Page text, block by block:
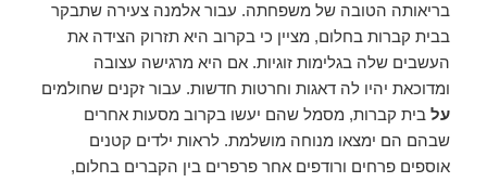
בריאותה הטובה של משפחתה. עבור אלמנה צעירה שתבקר
בבית קברות בחלום, מציין כי בקרוב היא תזרוק הצידה את
העשבים שלה בגלימות זוגיות. אם היא מרגישה עצובה
ומדוכאת יהיו לה דאגות וחרטות חדשות. עבור זקנים שחולמים
על בית קברות, מסמל שהם יעשו בקרוב מסעות אחרים
שבהם הם ימצאו מנוחה מושלמת. לראות ילדים קטנים
אוספים פרחים ורודפים אחר פרפרים בין הקברים בחלום,